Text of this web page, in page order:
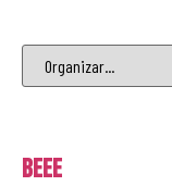
Beee